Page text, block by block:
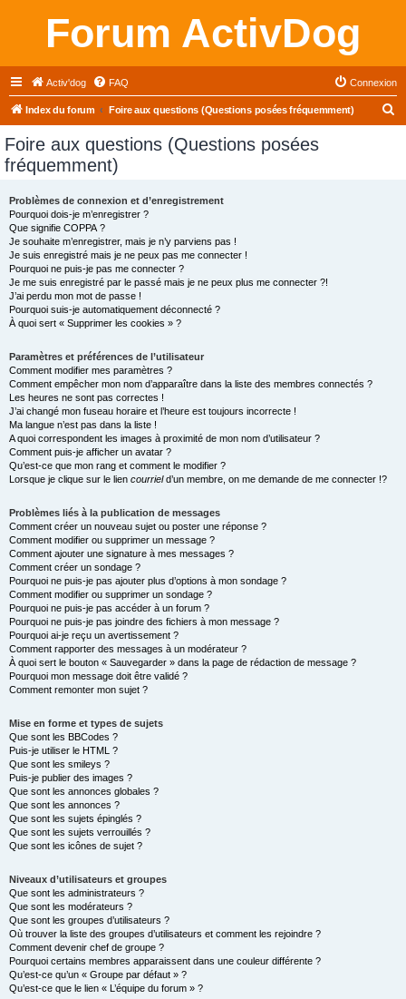
Forum ActivDog
Activ'dog FAQ Connexion
Index du forum Foire aux questions (Questions posées fréquemment)
Foire aux questions (Questions posées
fréquemment)
Problèmes de connexion et d’enregistrement
Pourquoi dois-je m’enregistrer ?
Que signifie COPPA ?
Je souhaite m’enregistrer, mais je n’y parviens pas !
Je suis enregistré mais je ne peux pas me connecter !
Pourquoi ne puis-je pas me connecter ?
Je me suis enregistré par le passé mais je ne peux plus me connecter ?!
J’ai perdu mon mot de passe !
Pourquoi suis-je automatiquement déconnecté ?
À quoi sert « Supprimer les cookies » ?
Paramètres et préférences de l’utilisateur
Comment modifier mes paramètres ?
Comment empêcher mon nom d’apparaître dans la liste des membres connectés ?
Les heures ne sont pas correctes !
J’ai changé mon fuseau horaire et l’heure est toujours incorrecte !
Ma langue n’est pas dans la liste !
A quoi correspondent les images à proximité de mon nom d’utilisateur ?
Comment puis-je afficher un avatar ?
Qu’est-ce que mon rang et comment le modifier ?
Lorsque je clique sur le lien courrield’un membre, on me demande de me connecter !?
Problèmes liés à la publication de messages
Comment créer un nouveau sujet ou poster une réponse ?
Comment modifier ou supprimer un message ?
Comment ajouter une signature à mes messages ?
Comment créer un sondage ?
Pourquoi ne puis-je pas ajouter plus d’options à mon sondage ?
Comment modifier ou supprimer un sondage ?
Pourquoi ne puis-je pas accéder à un forum ?
Pourquoi ne puis-je pas joindre des fichiers à mon message ?
Pourquoi ai-je reçu un avertissement ?
Comment rapporter des messages à un modérateur ?
À quoi sert le bouton « Sauvegarder » dans la page de rédaction de message ?
Pourquoi mon message doit être validé ?
Comment remonter mon sujet ?
Mise en forme et types de sujets
Que sont les BBCodes ?
Puis-je utiliser le HTML ?
Que sont les smileys ?
Puis-je publier des images ?
Que sont les annonces globales ?
Que sont les annonces ?
Que sont les sujets épinglés ?
Que sont les sujets verrouillés ?
Que sont les icônes de sujet ?
Niveaux d’utilisateurs et groupes
Que sont les administrateurs ?
Que sont les modérateurs ?
Que sont les groupes d’utilisateurs ?
Où trouver la liste des groupes d’utilisateurs et comment les rejoindre ?
Comment devenir chef de groupe ?
Pourquoi certains membres apparaissent dans une couleur différente ?
Qu’est-ce qu’un « Groupe par défaut » ?
Qu’est-ce que le lien « L’équipe du forum » ?